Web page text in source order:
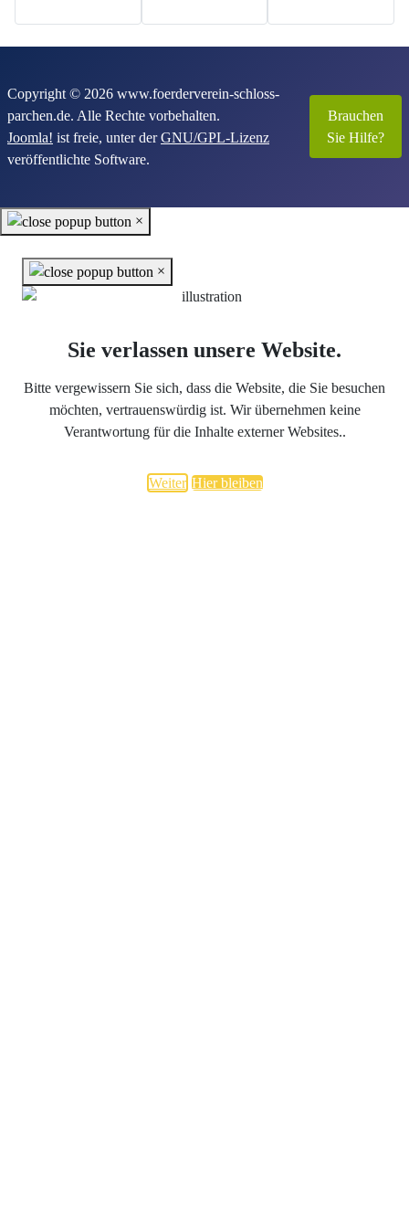
Copyright © 2026 www.foerderverein-schloss-
parchen.de. Alle Rechte vorbehalten.
Joomla! ist freie, unter derGNU/GPL-Lizenz
veröffentlichte Software.
Brauchen
Sie Hilfe?
×
×
Sie verlassen unsere Website.
Bitte vergewissern Sie sich, dass die Website, die Sie besuchen
möchten, vertrauenswürdig ist. Wir übernehmen keine
Verantwortung für die Inhalte externer Websites..
Weiter Hier bleiben